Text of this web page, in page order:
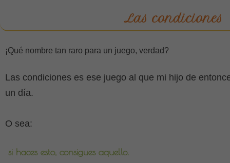
Las condiciones
¡Qué nombre tan raro para un juego, verdad?
Las condiciones es ese juego al que mi hijo de
un día.
O sea:
si haces esto, consigues aquello.